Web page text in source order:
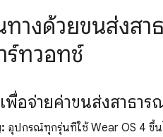
ทางด้วยขนส่งสา
ร์ทวอทช์
พื่อจ่ายค่าขนส่งสาธา
อุปกรณ์ทุกรุ่นที่ใช้ Wear OS 4 ขึ้